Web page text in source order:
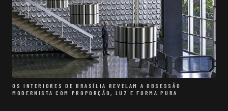
OS INTERIORES DE BRASÍLIA REVELAM A OBSESSÃO
MODERNISTA COM PROPORÇÃO, LUZ E FORMA PURA